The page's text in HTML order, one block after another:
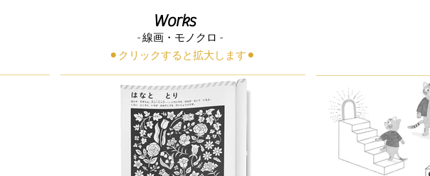
Works
- 線画・モノクロ -
​⚫︎クリックすると拡大します⚫︎